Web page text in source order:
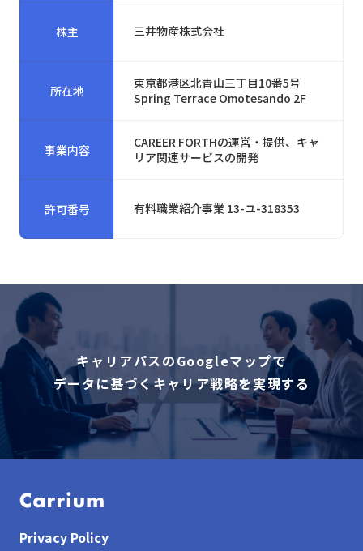
株主 三井物産株式会社
所在地
東京都港区北青山三丁目10番5号
Spring Terrace Omotesando 2F
事業内容
CAREER FORTHの運営・提供、キャ
リア関連サービスの開発
許可番号 有料職業紹介事業 13-ユ-318353
キャリアパスのGoogleマップで
データに基づくキャリア戦略を実現する
Privacy Policy